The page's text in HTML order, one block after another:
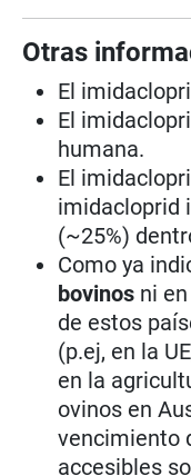
Otras
El
El
humana.
El
imidacloprid
(~25%)
Como ya
bovinos ni
de estos
(p.ej, en la
en la
ovinos en
vencimiento
accesibles